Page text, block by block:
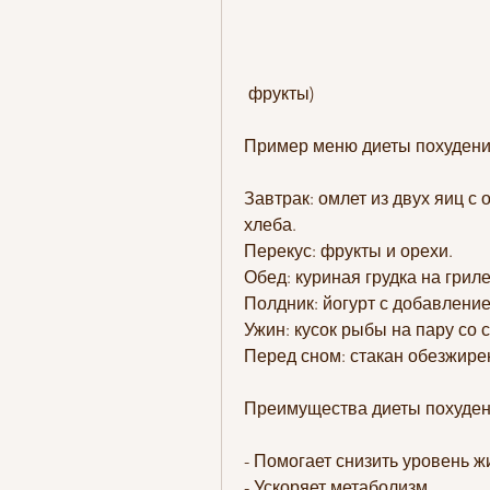
фрукты)
Пример меню диеты
Завтрак: омлет из двух яиц
хлеба.
Перекус: фрукты и орехи.
Обед: куриная грудка на
Полдник: йогурт с
Ужин: кусок рыбы на пару со
Перед сном: стакан
Преимущества диеты
- Помогает снизить уровень